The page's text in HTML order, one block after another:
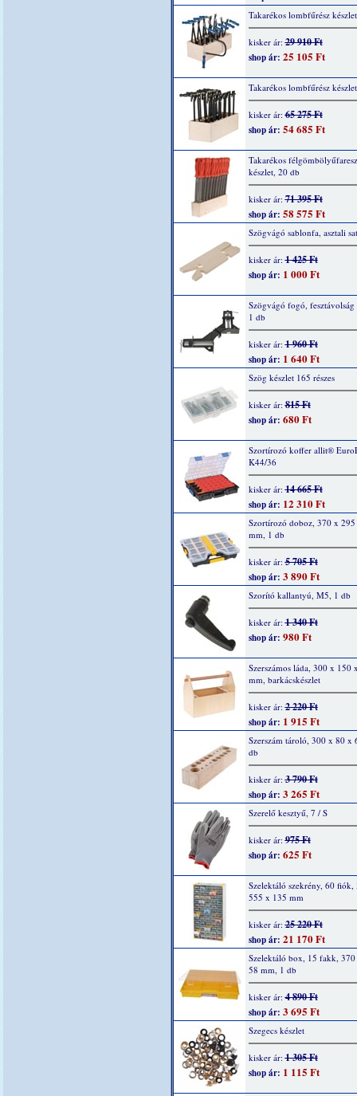
Takarékos lombfűrész
kisker ár:29 910 Ft
shop ár: 25 105 Ft
Takarékos lombfűrész
kisker ár:65 275 Ft
shop ár: 54 685 Ft
Takarékos
készlet, 20 db
kisker ár:71 395 Ft
shop ár: 58 575 Ft
Szögvágó sablonfa, asztali
kisker ár:1 425 Ft
shop ár: 1 000 Ft
Szögvágó fogó,
1 db
kisker ár:1 960 Ft
shop ár: 1 640 Ft
Szög készlet 165 részes
kisker ár:815 Ft
shop ár: 680 Ft
Szortírozó koffer allit®
K44/36
kisker ár:14 665 Ft
shop ár: 12 310 Ft
Szortírozó doboz, 370 x
mm, 1 db
kisker ár:5 705 Ft
shop ár: 3 890 Ft
Szorító kallantyú, M5, 1 db
kisker ár:1 340 Ft
shop ár: 980 Ft
Szerszámos láda, 300 x 150
mm, barkácskészlet
kisker ár:2 220 Ft
shop ár: 1 915 Ft
Szerszám tároló, 300 x 80 x
db
kisker ár:3 790 Ft
shop ár: 3 265 Ft
Szerelő kesztyű, 7 / S
kisker ár:975 Ft
shop ár: 625 Ft
Szelektáló szekrény, 60 fiók,
555 x 135 mm
kisker ár:25 220 Ft
shop ár: 21 170 Ft
Szelektáló box, 15 fakk,
58 mm, 1 db
kisker ár:4 890 Ft
shop ár: 3 695 Ft
Szegecs készlet
kisker ár:1 305 Ft
shop ár: 1 115 Ft